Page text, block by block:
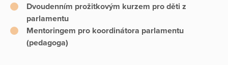
Dvoudenním prožitkovým kurzem pro děti z
parlamentu
Mentoringem pro koordinátora parlamentu
(pedagoga)